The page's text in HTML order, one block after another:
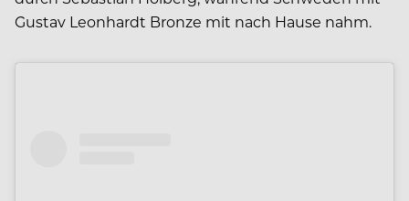
Gustav Leonhardt Bronze mit nach Hause nahm.